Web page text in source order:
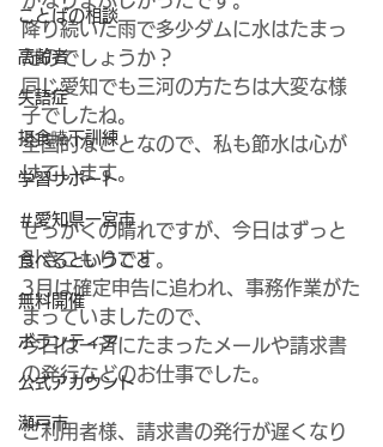
ことばの相談
高齢者
失語症
摂食嚥下訓練
学習サポート
＃愛知県一宮市
食べるということ
無料開催
ボランティア
公式アカウント
瀬戸市
降り続いた雨で多少ダムに水はたまっ
たのでしょうか？
同じ愛知でも三河の方たちは大変な様
子でしたね。
全国的なことなので、私も節水は心が
けています。
せっかくの晴れですが、今日はずっと
引きこもりです。
3月は確定申告に追われ、事務作業がた
まっていましたので、
今日は一斉にたまったメールや請求書
の発行などのお仕事でした。
ご利用者様、請求書の発行が遅くなり